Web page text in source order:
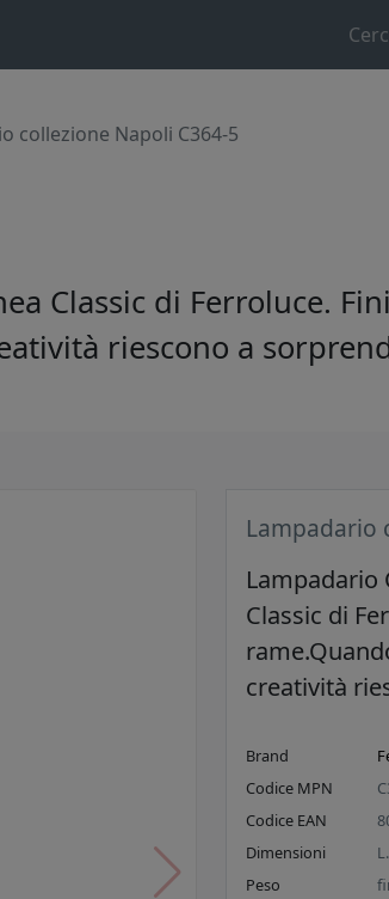
collezione Napoli C364-5
Classic di Ferroluce.
riescono a
Lampadario
Lampadario
Classic di
creatività
Brand
Codice MPN
Codice EAN
Dimensioni
L.
Peso